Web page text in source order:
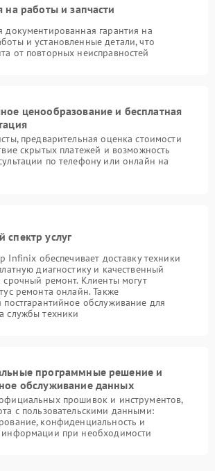
на работы и запчасти
документированная гарантия на
и установленные детали, что
от повторных неисправностей
ценообразование и бесплатная
предварительная оценка стоимости
скрытых платежей и возможность
по телефону или онлайн на
спектр услуг
Infinix обеспечивает доставку техники
диагностику и качественный
срочный ремонт. Клиенты могут
ремонта онлайн. Также
постгарантийное обслуживание для
службы техники
программные решение и
обслуживание данных
прошивок и инструментов,
с пользовательскими данными:
конфиденциальность и
информации при необходимости